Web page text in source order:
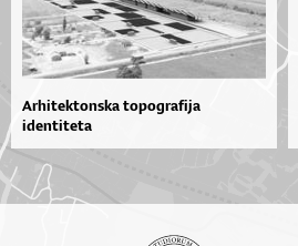
Arhitektonska topografija
identiteta